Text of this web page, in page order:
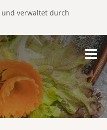
verwaltet durch